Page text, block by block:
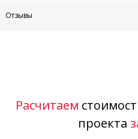
Отзывы
Расчитаем
проекта